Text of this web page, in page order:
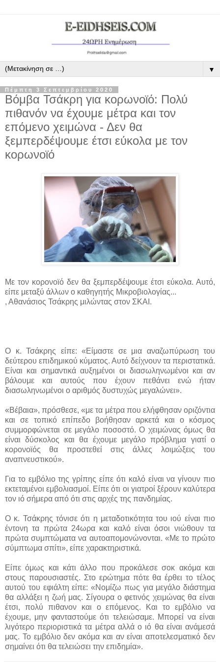
▼
Πέμπτη 3 Σεπτεμβρίου 2020
Βόμβα Τσάκρη για κορωνοϊό: Πολύ
πιθανόν να έχουμε μέτρα και τον
επόμενο χειμώνα - Δεν θα
ξεμπερδέψουμε έτσι εύκολα με τον
κορωνοϊό
Με τον κορονοϊό δεν θα ξεμπερδέψουμε έτσι εύκολα. Αυτό,
είπε μεταξύ άλλων ο καθηγητής Μικροβιολογίας...
, Αθανάσιος Τσάκρης μιλώντας στον ΣΚΑΙ.
Ο κ. Τσάκρης είπε: «Είμαστε σε μια αναζωπύρωση του
δεύτερου επιδημικού κύματος. Αυτό δείχνουν τα περιστατικά.
Είναι και σημαντικά αυξημένοι οι διασωληνωμένοι και αν
βάλουμε και αυτούς που έχουν πεθάνει ενώ ήταν
διασωληνωμένοι ο αριθμός δυστυχώς μεγαλώνει».
«Βέβαια», πρόσθεσε, «με τα μέτρα που ελήφθησαν οριζόντια
και σε τοπικό επίπεδο βοήθησαν αρκετά και ο κόσμος
συμμορφώνεται σε μεγάλο ποσοστό. Ο χειμώνας όμως θα
είναι δύσκολος και θα έχουμε μεγάλο πρόβλημα γιατί ο
κορονοϊός θα προστεθεί στις άλλες λοιμώξεις του
αναπνευστικού».
Για το εμβόλιο της γρίπης είπε ότι καλό είναι να γίνουν πιο
εκτεταμένοι εμβολιασμοί. Είπε ότι οι γιατροί ξέρουν καλύτερα
τον ιό σήμερα από ότι στις αρχές της πανδημίας.
Ο κ. Τσάκρης τόνισε ότι η μεταδοτικότητα του ιού είναι πιο
έντονη τα πρώτα 24ωρα και καλό είναι όσοι νιώθουν τα
πρώτα συμπτώματα να αυτοαπομονώνονται. «Με το πρώτο
σύμπτωμα σπίτι», είπε χαρακτηριστικά.
Είπε όμως και κάτι άλλο που προκάλεσε σοκ ακόμα και
στους παρουσιαστές. Στο ερώτημα πότε θα έρθει το τέλος
αυτού του εφιάλτη είπε: «Νομίζω πως για μεγάλο διάστημα
θα αλλάξει η ζωή μας. Σίγουρα ο φετινός χειμώνας θα είναι
έτσι, πολύ πιθανον και ο επόμενος. Και το εμβόλιο να
έχουμε, μην φανταστούμε ότι τελειώσαμε. Μπορεί να είναι
λιγότερο περιοριστικά τα μέτρα αλλά ο ιό θα είναι ανάμεσά
μας. Το εμβόλιο δεν ακόμα και αν είναι αποτελεσματικό δεν
σημαίνει ότι θα τελειώσει την επιδημία».